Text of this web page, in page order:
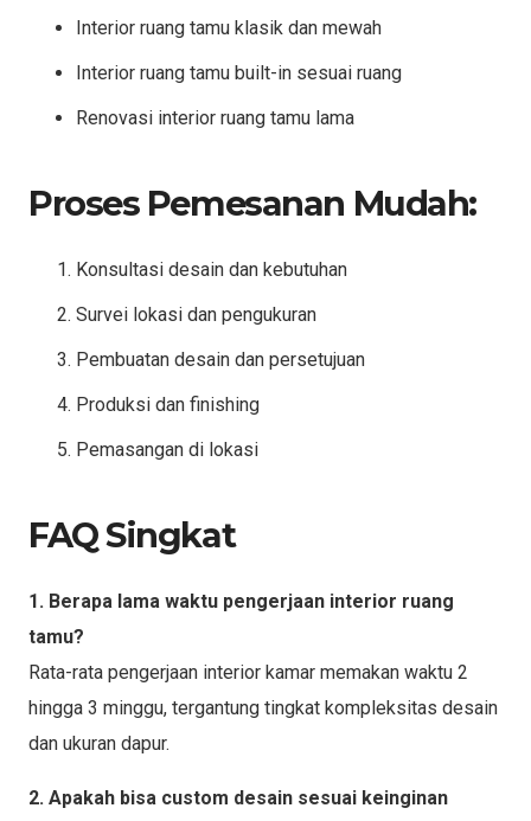
Interior ruang tamu klasik dan mewah
Interior ruang tamu built-in sesuai ruang
Renovasi interior ruang tamu lama
Proses Pemesanan Mudah:
Konsultasi desain dan kebutuhan
Survei lokasi dan pengukuran
Pembuatan desain dan persetujuan
Produksi dan finishing
Pemasangan di lokasi
FAQ Singkat
1. Berapa lama waktu pengerjaan interior ruang
tamu?
Rata-rata pengerjaan interior kamar memakan waktu 2
hingga 3 minggu, tergantung tingkat kompleksitas desain
dan ukuran dapur.
2. Apakah bisa custom desain sesuai keinginan